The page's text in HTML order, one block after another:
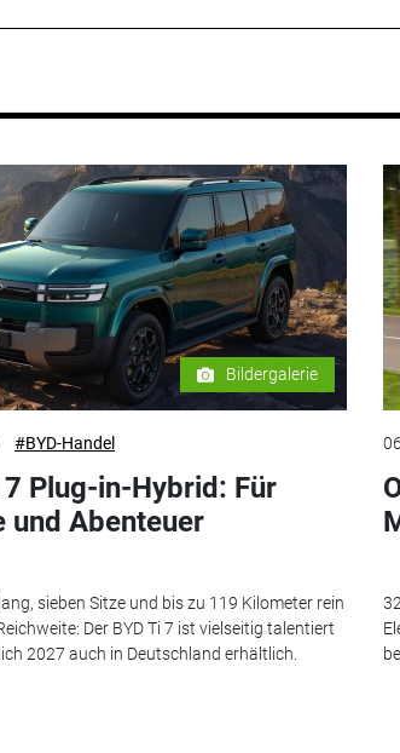
Bildergalerie
#BYD-Handel
7 Plug-in-Hybrid: Für
und Abenteuer
sieben Sitze und bis zu 119 Kilometer rein
Der BYD Ti 7 ist vielseitig talentiert
2027 auch in Deutschland erhältlich.